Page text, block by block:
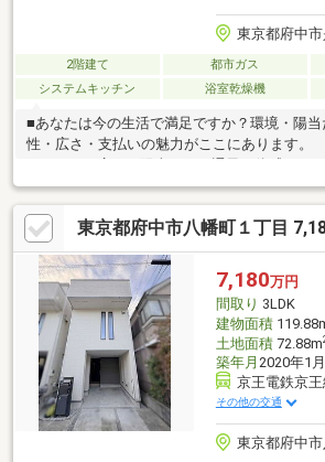
東京都府中市
2階建て 都市ガス
システムキッチン
浴室乾燥機
■あなたは今の生活で満足ですか？環境・陽
性・広さ・支払いの魅力がここにあります
「是政」駅徒歩7分（始発）、武蔵野線・南
歩18分（自転車５分）■広い駐車スペース（
台）と広い庭（南側）、4方向窓・各室２面採
ルニエ約6.0帖はあなたの生活のゆとりをUP
全室ペアガラス採用、給湯器はエコジョーズ
には和室4.5帖、2階には7.5帖の洋室・5.3帖
あり収納率は15.96%
東京都府中市八幡町１丁目
7,180万円
間取り 3LDK
建物面積
土地面積72.88m
築年月 2020年1
京王電鉄京
その他の交通
東京都府中